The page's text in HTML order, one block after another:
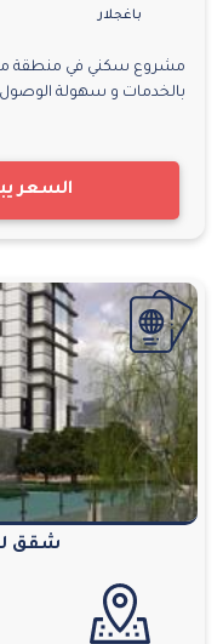
باغجلار
مشروع سكني في منطقة
بالخدمات و سهولة
السعر
شقق